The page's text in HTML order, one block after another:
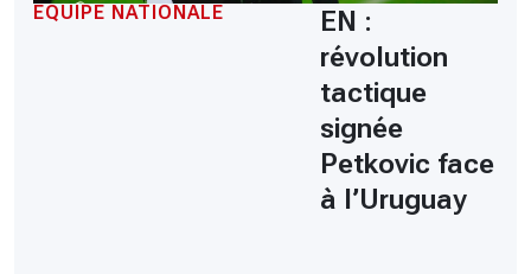
EQUIPE NATIONALE
EN :
révolution
tactique
signée
Petkovic face
à l’Uruguay